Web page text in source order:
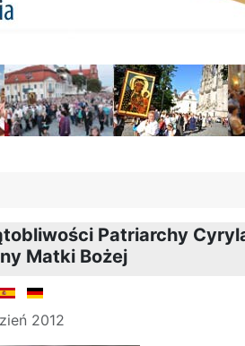
Patriarchy
Matki Bożej
2012